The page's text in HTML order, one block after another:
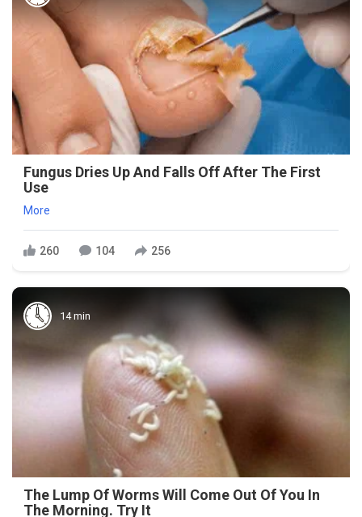
Fungus Dries Up And Falls Off After The First
Use
More
260 104 256
14 min
The Lump Of Worms Will Come Out Of You In
The Morning. Try It